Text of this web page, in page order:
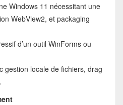
Windows 11 nécessitant une
WebView2, et packaging
d’un outil WinForms ou
gestion locale de fichiers, drag